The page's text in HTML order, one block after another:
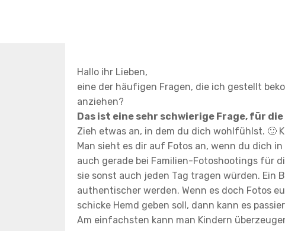
Hallo ihr Lieben,
eine der häufigen Fragen, die ich gestellt
anziehen?
Das ist eine sehr schwierige Frage, für
Zieh etwas an, in dem du dich wohlfühlst. 🙂
Man sieht es dir auf Fotos an, wenn du dich
auch gerade bei Familien-Fotoshootings für
sie sonst auch jeden Tag tragen würden. Ein
authentischer werden. Wenn es doch Fotos
schicke Hemd geben soll, dann kann es
Am einfachsten kann man Kindern